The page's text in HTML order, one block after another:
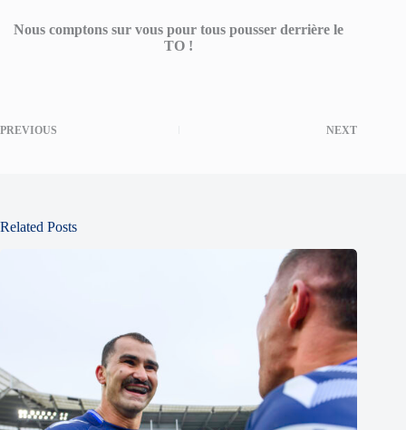
Nous comptons sur vous pour tous pousser derrière le
TO !
PREVIOUS NEXT
Related Posts